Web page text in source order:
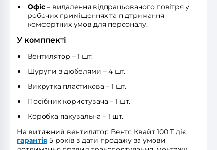
Офіс – видалення відпрацьованого повітря у
робочих приміщеннях та підтримання
комфортних умов для персоналу.
У комплекті
Вентилятор – 1 шт.
Шурупи з дюбелями – 4 шт.
Викрутка пластикова – 1 шт.
Посібник користувача – 1 шт.
Коробка пакувальна – 1 шт.
На витяжний вентилятор Вентс Квайт 100 Т діє
гарантія 5 років з дати продажу за умови